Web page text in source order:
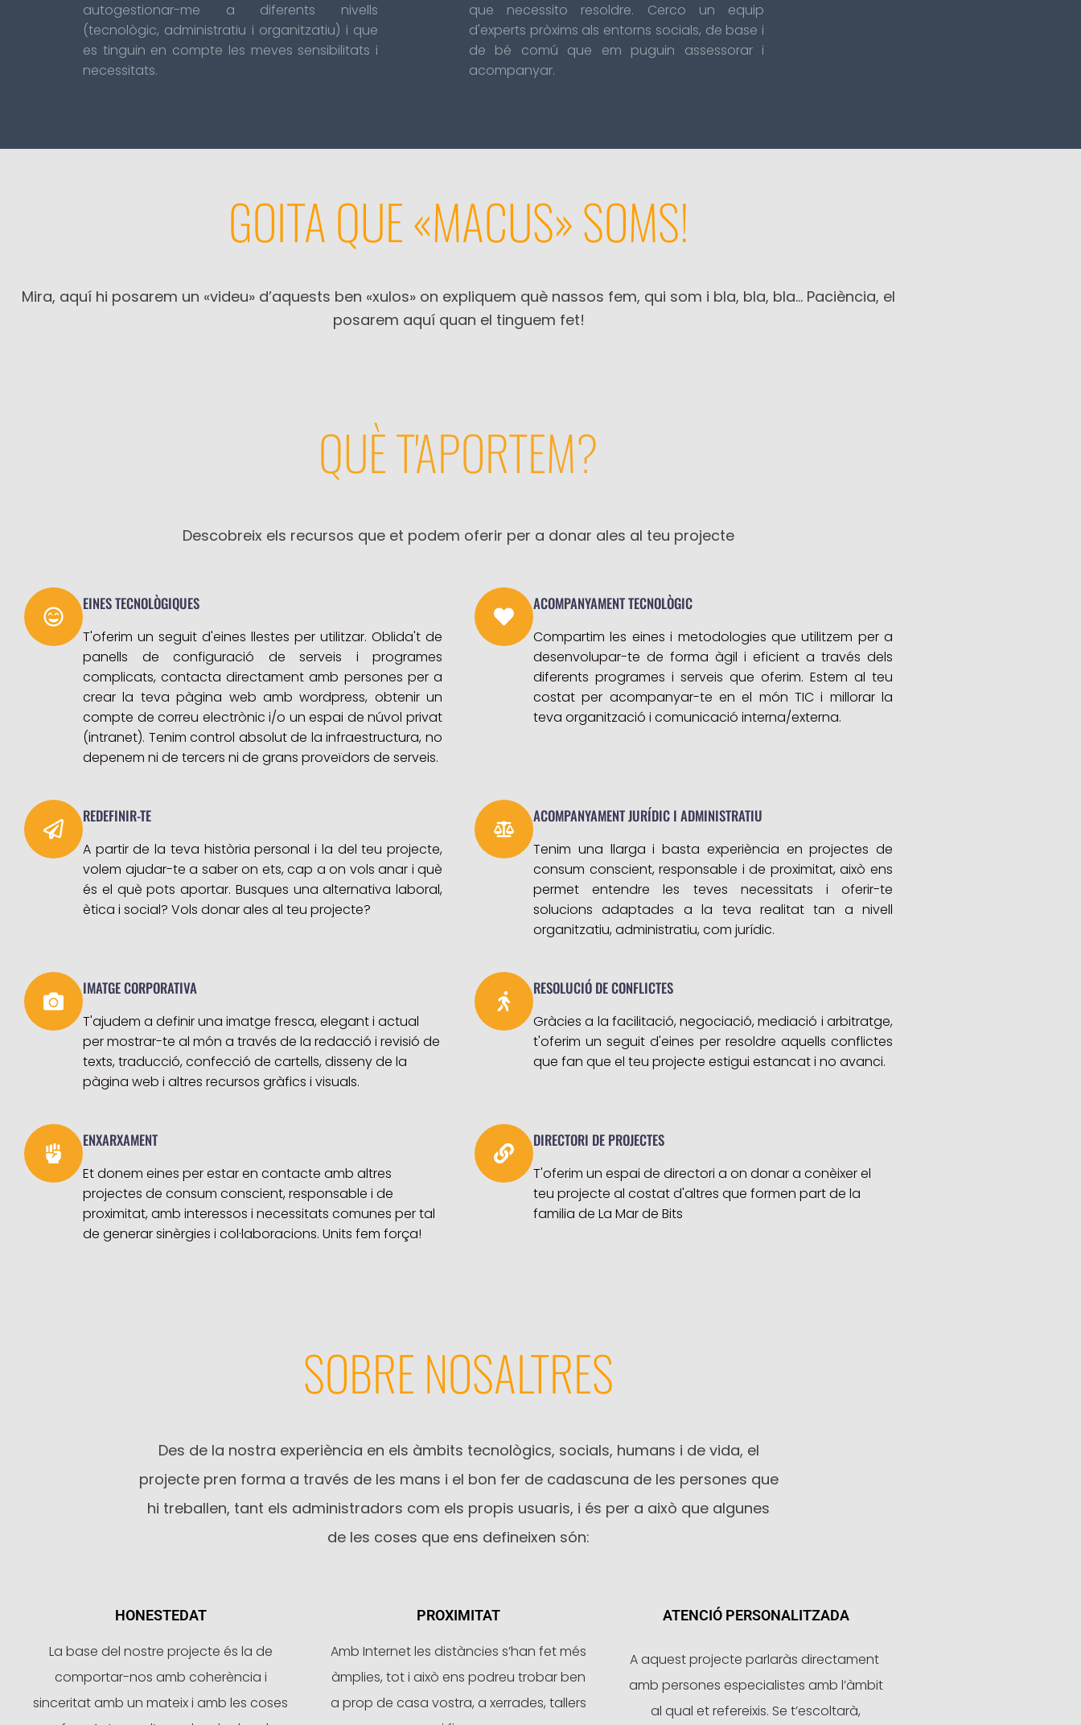
autogestionar-me a diferents nivells
(tecnològic, administratiu i organitzatiu) i que
es tinguin en compte les meves sensibilitats i
necessitats.
que necessito resoldre. Cerco un equip
d'experts pròxims als entorns socials, de base i
de bé comú que em puguin assessorar i
acompanyar.
GOITA QUE «MACUS» SOMS!
Mira, aquí hi posarem un «videu» d’aquests ben «xulos» on expliquem què nassos fem, qui som i bla, bla, bla… Paciència, el
posarem aquí quan el tinguem fet!
QUÈ T'APORTEM?
Descobreix els recursos que et podem oferir per a donar ales al teu projecte
EINES TECNOLÒGIQUES
T'oferim un seguit d'eines llestes per utilitzar. Oblida't de
panells de configuració de serveis i programes
complicats, contacta directament amb persones per a
crear la teva pàgina web amb wordpress, obtenir un
compte de correu electrònic i/o un espai de núvol privat
(intranet). Tenim control absolut de la infraestructura, no
depenem ni de tercers ni de grans proveïdors de serveis.
ACOMPANYAMENT TECNOLÒGIC
Compartim les eines i metodologies que utilitzem per a
desenvolupar-te de forma àgil i eficient a través dels
diferents programes i serveis que oferim. Estem al teu
costat per acompanyar-te en el món TIC i millorar la
teva organització i comunicació interna/externa.
REDEFINIR-TE
A partir de la teva història personal i la del teu projecte,
volem ajudar-te a saber on ets, cap a on vols anar i què
és el què pots aportar. Busques una alternativa laboral,
ètica i social? Vols donar ales al teu projecte?
ACOMPANYAMENT JURÍDIC I ADMINISTRATIU
Tenim una llarga i basta experiència en projectes de
consum conscient, responsable i de proximitat, això ens
permet entendre les teves necessitats i oferir-te
solucions adaptades a la teva realitat tan a nivell
organitzatiu, administratiu, com jurídic.
IMATGE CORPORATIVA
T'ajudem a definir una imatge fresca, elegant i actual
per mostrar-te al món a través de la redacció i revisió de
texts, traducció, confecció de cartells, disseny de la
pàgina web i altres recursos gràfics i visuals.
RESOLUCIÓ DE CONFLICTES
Gràcies a la facilitació, negociació, mediació i arbitratge,
t'oferim un seguit d'eines per resoldre aquells conflictes
que fan que el teu projecte estigui estancat i no avanci.
ENXARXAMENT
Et donem eines per estar en contacte amb altres
projectes de consum conscient, responsable i de
proximitat, amb interessos i necessitats comunes per tal
de generar sinèrgies i col·laboracions. Units fem força!
DIRECTORI DE PROJECTES
T'oferim un espai de directori a on donar a conèixer el
teu projecte al costat d'altres que formen part de la
familia de La Mar de Bits
SOBRE NOSALTRES
Des de la nostra experiència en els àmbits tecnològics, socials, humans i de vida, el
projecte pren forma a través de les mans i el bon fer de cadascuna de les persones que
hi treballen, tant els administradors com els propis usuaris, i és per a això que algunes
de les coses que ens defineixen són:
HONESTEDAT
La base del nostre projecte és la de
comportar-nos amb coherència i
sinceritat amb un mateix i amb les coses
PROXIMITAT
Amb Internet les distàncies s’han fet més
àmplies, tot i això ens podreu trobar ben
a prop de casa vostra, a xerrades, tallers
ATENCIÓ PERSONALITZADA
A aquest projecte parlaràs directament
amb persones especialistes amb l’àmbit
al qual et refereixis. Se t’escoltarà,